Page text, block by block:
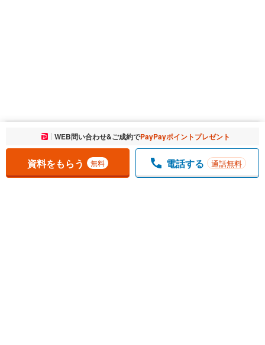
お気に入りに追加しました。 一覧を開く
WEB問い合わせ&ご成約でPayPayポイントプレゼント
資料をもらう 無料 電話する 通話無料